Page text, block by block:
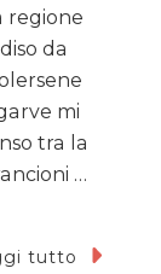
regione
da
mi
tra la
…
tutto